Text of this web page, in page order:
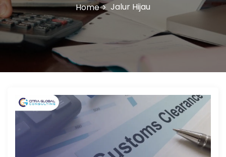
Home Jalur Hijau